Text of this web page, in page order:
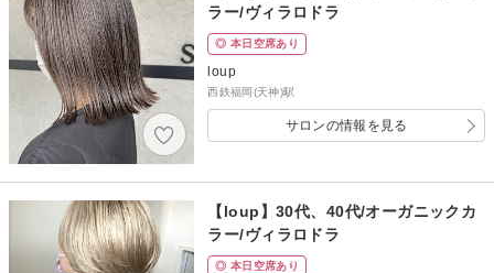
ラー/ヴィラロドラ
◎ 本日空席あり
loup
西鉄福岡(天神)駅
サロンの情報を見る
【loup】30代、40代/オーガニックカ
ラー/ヴィラロドラ
◎ 本日空席あり